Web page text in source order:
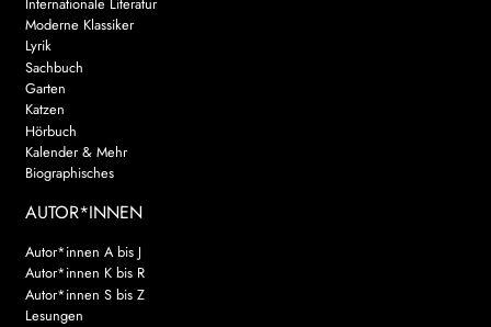
Moderne Klassiker
Lyrik
Sachbuch
Garten
Katzen
Hörbuch
Kalender & Mehr
Biographisches
AUTOR*INNEN
Autor*innen A bis J
Autor*innen K bis R
Autor*innen S bis Z
Lesungen